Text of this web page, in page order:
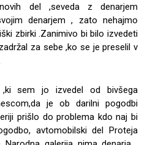
del ,seveda z denarjem
denarjem , zato nehajmo
zbirki .Zanimivo bi bilo izvedeti
za sebe ,ko se je preselil v
sem jo izvedel od bivšega
je ob darilni pogodbi
prišlo do problema kdo naj bi
avtomobilski del Proteja